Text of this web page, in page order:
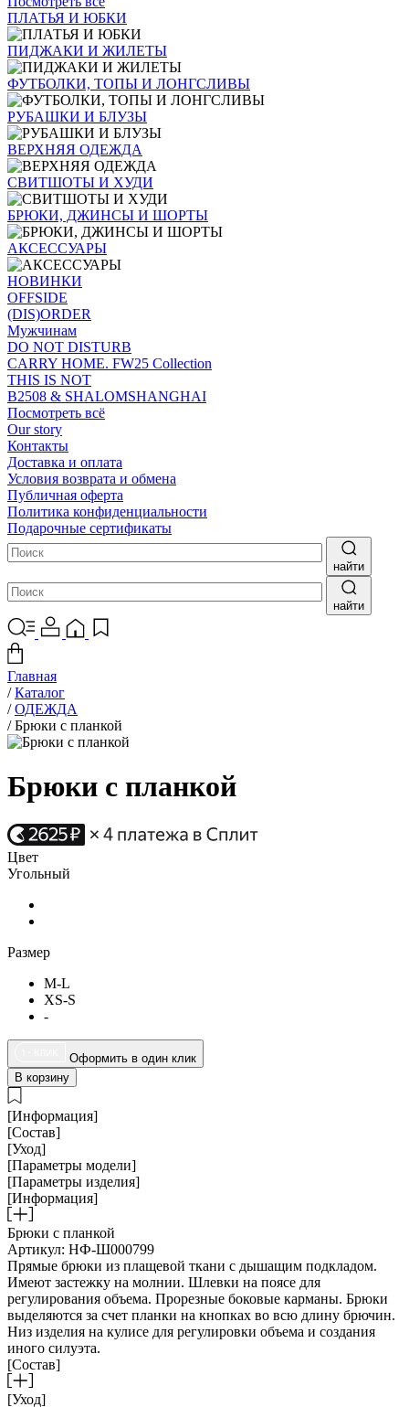
ПЛАТЬЯ И ЮБКИ
ПИДЖАКИ И ЖИЛЕТЫ
ФУТБОЛКИ, ТОПЫ И ЛОНГСЛИВЫ
РУБАШКИ И БЛУЗЫ
ВЕРХНЯЯ ОДЕЖДА
СВИТШОТЫ И ХУДИ
БРЮКИ, ДЖИНСЫ И ШОРТЫ
АКСЕССУАРЫ
НОВИНКИ
OFFSIDE
(DIS)ORDER
Мужчинам
DO NOT DISTURB
CARRY HOME. FW25 Collection
THIS IS NOT
B2508 & SHALOMSHANGHAI
Посмотреть всё
Our story
Контакты
Доставка и оплата
Условия возврата и обмена
Публичная оферта
Политика конфиденциальности
Подарочные сертификаты
найти
найти
Главная
/ Каталог
/ ОДЕЖДА
/ Брюки с планкой
Брюки с планкой
Цвет
Угольный
Размер
M-L
XS-S
-
Оформить в один клик
В корзину
[Информация]
[Состав]
[Уход]
[Параметры модели]
[Параметры изделия]
[Информация]
Брюки с планкой
Артикул: НФ-Ш000799
Прямые брюки из плащевой ткани с дышащим подкладом.
Имеют застежку на молнии. Шлевки на поясе для
регулирования объема. Прорезные боковые карманы. Брюки
выделяются за счет планки на кнопках во всю длину брючин.
Низ изделия на кулисе для регулировки объема и создания
иного силуэта.
[Состав]
[Уход]